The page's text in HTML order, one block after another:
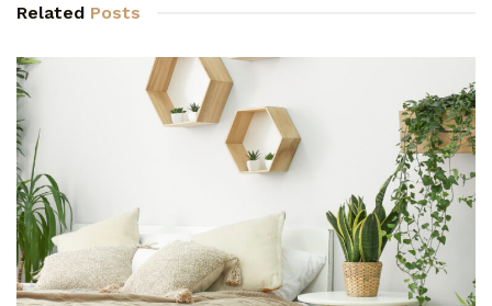
Related Posts